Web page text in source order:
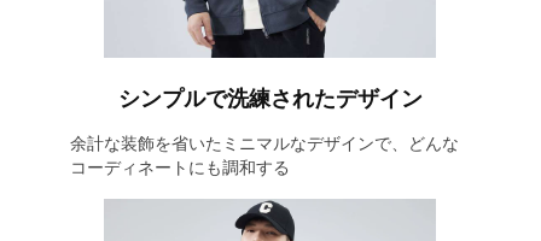
シンプルで洗練されたデザイン
余計な装飾を省いたミニマルなデザインで、どんな
コーディネートにも調和する